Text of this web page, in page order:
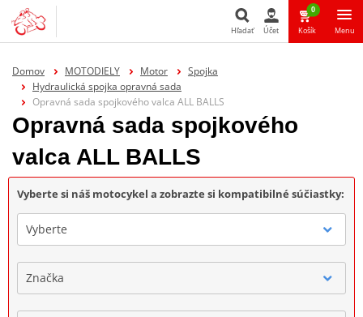
Hľadať Účet
0
Košík Menu
Domov MOTODIELY Motor
Spojka
Hydraulická spojka opravná sada
Opravná sada spojkového valca ALL BALLS
Opravná sada spojkového
valca ALL BALLS
Vyberte si náš motocykel a zobrazte si kompatibilné súčiastky:
Vyberte
Značka